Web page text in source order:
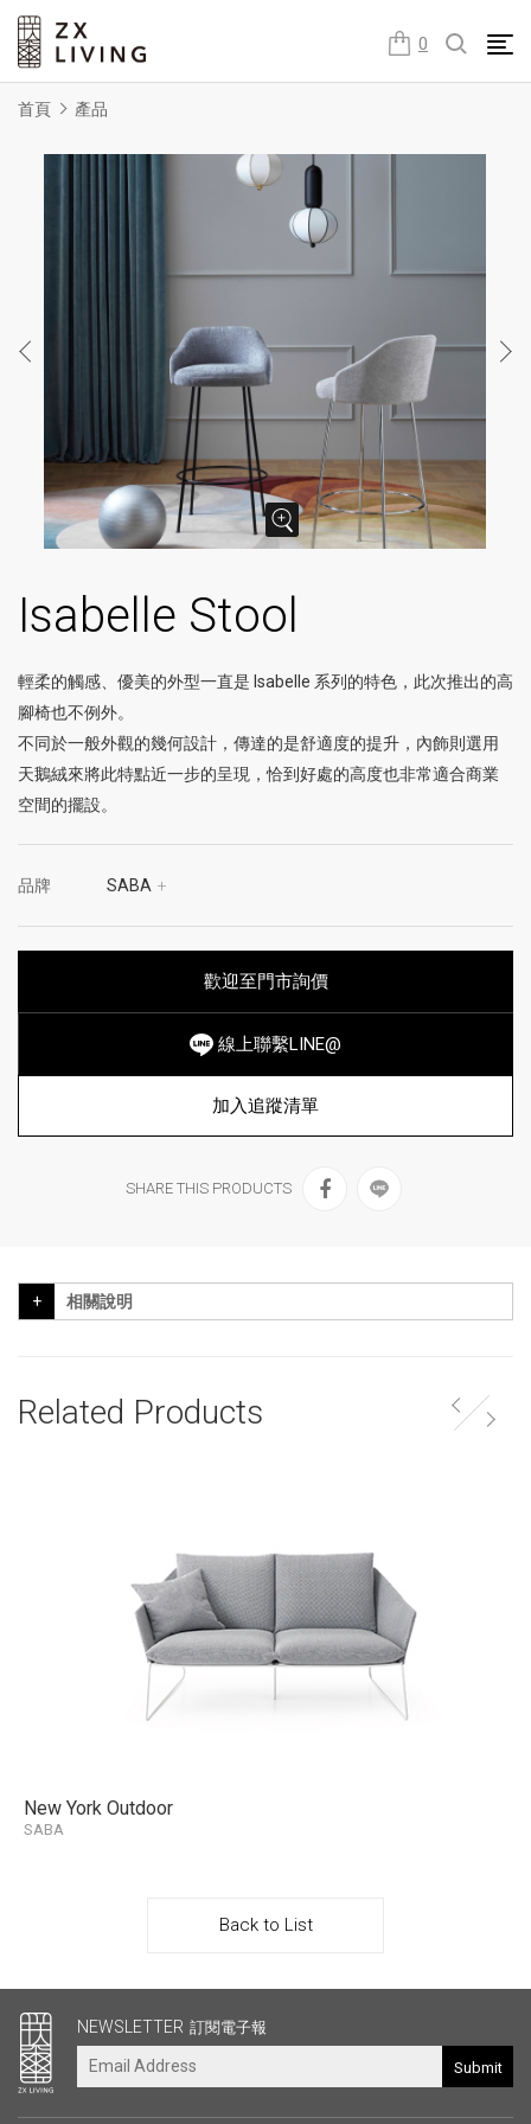
0
朕璽國際ZX LIVING官方網站
首頁 產品
Isabelle Stool
輕柔的觸感、優美的外型一直是 Isabelle 系列的特色，此次推出的高
腳椅也不例外。
不同於一般外觀的幾何設計，傳達的是舒適度的提升，內飾則選用
天鵝絨來將此特點近一步的呈現，恰到好處的高度也非常適合商業
空間的擺設。
品牌 SABA +
歡迎至門市詢價
線上聯繫LINE@
加入追蹤清單
SHARE THIS PRODUCTS
相關說明
Related Products
New York Outdoor
SABA
Back to List
NEWSLETTER 訂閱電子報
Submit